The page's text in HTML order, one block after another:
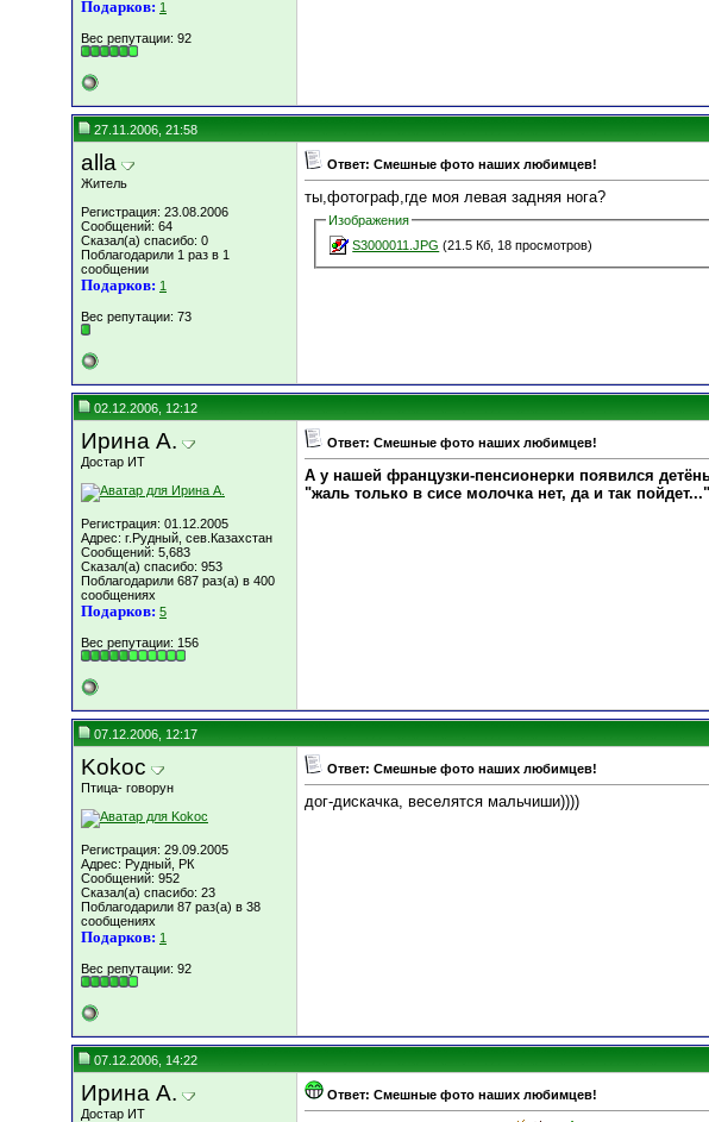
Подарков: 1
Вес репутации: 92
27.11.2006, 21:58
alla
Житель
Регистрация: 23.08.2006
Сообщений: 64
Сказал(а) спасибо: 0
Поблагодарили 1 раз в 1
сообщении
Подарков: 1
Вес репутации: 73
Ответ: Смешные фото наших любимцев!
ты,фотограф,где моя левая задняя нога?
Изображения
S3000011.JPG (21.5 Кб, 18 просмотров)
02.12.2006, 12:12
Ирина А.
Достар ИТ
Регистрация: 01.12.2005
Адрес: г.Рудный, сев.Казахстан
Сообщений: 5,683
Сказал(а) спасибо: 953
Поблагодарили 687 раз(а) в 400
сообщениях
Подарков: 5
Вес репутации: 156
Ответ: Смешные фото наших любимцев!
А у нашей французки-пенсионерки появился
"жаль только в сисе молочка нет, да и так пойдет..."
07.12.2006, 12:17
Kokoc
Птица- говорун
Регистрация: 29.09.2005
Адрес: Рудный, РК
Сообщений: 952
Сказал(а) спасибо: 23
Поблагодарили 87 раз(а) в 38
сообщениях
Подарков: 1
Вес репутации: 92
Ответ: Смешные фото наших любимцев!
дог-дискачка, веселятся мальчиши))))
07.12.2006, 14:22
Ирина А.
Достар ИТ
Ответ: Смешные фото наших любимцев!